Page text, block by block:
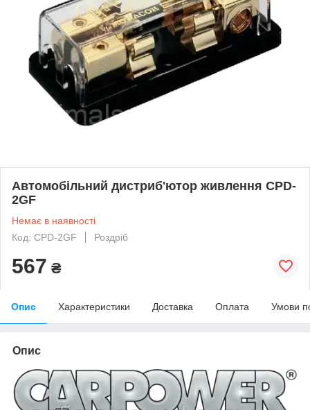
Автомобільний дистриб'ютор живлення CPD-
2GF
Немає в наявності
Код: CPD-2GF
Роздріб
567 ₴
Опис Характеристики Доставка Оплата Умови
Опис